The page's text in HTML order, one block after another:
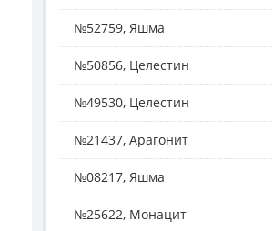
№52759, Яшма
№50856, Целестин
№49530, Целестин
№21437, Арагонит
№08217, Яшма
№25622, Монацит